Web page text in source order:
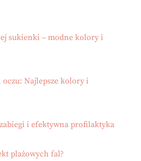
sukienki – modne kolory i
Najlepsze kolory i
i efektywna profilaktyka
plażowych fal?